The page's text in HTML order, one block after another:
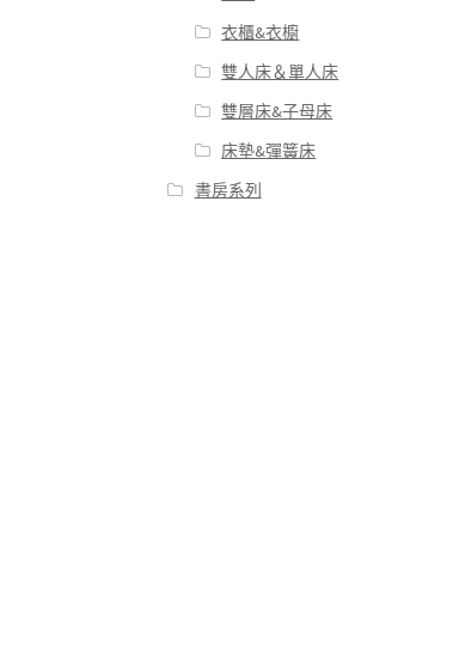
衣櫃&衣櫥
雙人床＆單人床
雙層床&子母床
床墊&彈簧床
書房系列